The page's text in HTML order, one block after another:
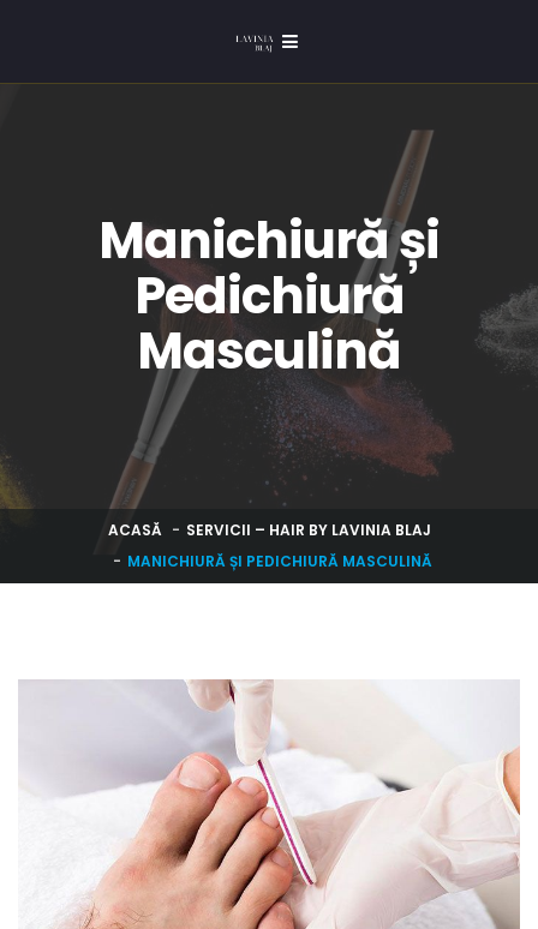
Manichiură și
Pedichiură
Masculină
ACASĂ
SERVICII – HAIR BY LAVINIA BLAJ
MANICHIURĂ ȘI PEDICHIURĂ MASCULINĂ